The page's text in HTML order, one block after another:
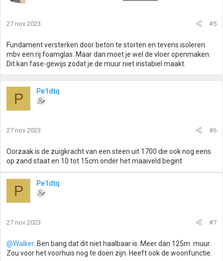
27 nov 2023 #5
Fundament versterken door beton te storten en tevens isoleren
mbv een rij foamglas. Maar dan moet je wel de vloer openmaken.
Dit kan fase-gewijs zodat je de muur niet instabiel maakt.
P Pe1dtq
27 nov 2023 #6
Oorzaak is de zuigkracht van een steen uit 1700 die ook nog eens
op zand staat en 10 tot 15cm onder het maaiveld begint
P Pe1dtq
27 nov 2023 #7
@Walker. Ben bang dat dit niet haalbaar is. Meer dan 125m. muur.
Zou voor het voorhuis nog te doen zijn. Heeft ook de woonfunctie.